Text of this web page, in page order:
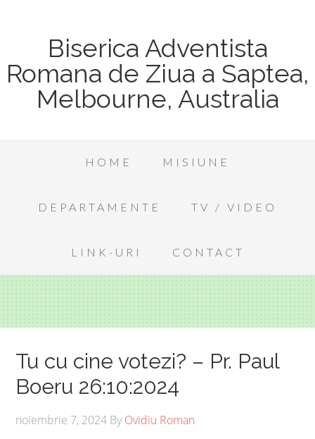
Biserica Adventista
Romana de Ziua a Saptea,
Melbourne, Australia
HOME MISIUNE
DEPARTAMENTE TV / VIDEO
LINK-URI CONTACT
Tu cu cine votezi? – Pr. Paul
Boeru 26:10:2024
noiembrie 7, 2024 By Ovidiu Roman